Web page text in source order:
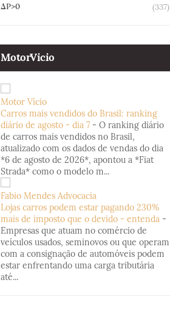
ΔP>0
(337)
MotorVicio
Motor Vício
Carros mais vendidos do Brasil: ranking
diário de agosto - dia 7 - O ranking diário
de carros mais vendidos no Brasil,
atualizado com os dados de vendas do dia
*6 de agosto de 2026*, apontou a *Fiat
Strada* como o modelo m...
Fabio Mendes Advocacia
Lojas carros podem estar pagando 230%
mais de imposto que o devido - entenda -
Empresas que atuam no comércio de
veículos usados, seminovos ou que operam
com a consignação de automóveis podem
estar enfrentando uma carga tributária
até...